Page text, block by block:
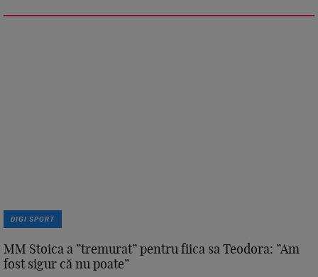
DIGI SPORT
MM Stoica a ”tremurat” pentru fiica sa Teodora: ”Am
fost sigur că nu poate”